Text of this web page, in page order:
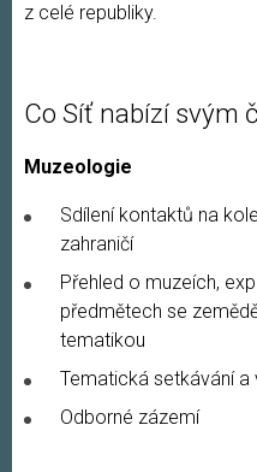
z celé republiky.
Co Síť nabízí svým
Muzeologie
Sdílení kontaktů na
zahraničí
Přehled o muzeích,
předmětech se
tematikou
Tematická setkávání a
Odborné zázemí